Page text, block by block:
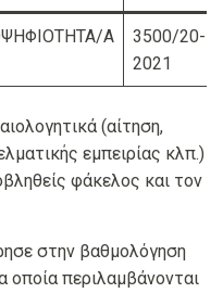
Α
3500/20-
2021
(αίτηση,
εμπειρίας κλπ.)
φάκελος και τον
στην βαθμολόγηση
περιλαμβάνονται